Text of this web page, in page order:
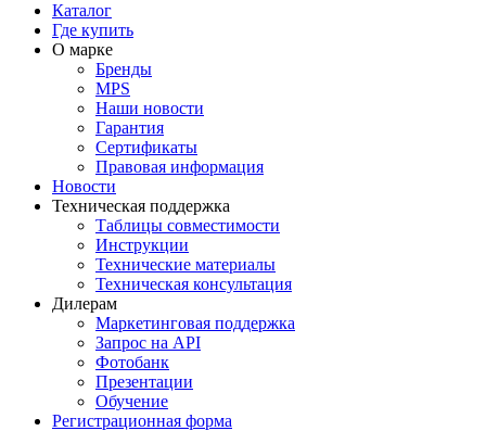
Каталог
Где купить
О марке
Бренды
MPS
Наши новости
Гарантия
Сертификаты
Правовая информация
Новости
Техническая поддержка
Таблицы совместимости
Инструкции
Технические материалы
Техническая консультация
Дилерам
Маркетинговая поддержка
Запрос на API
Фотобанк
Презентации
Обучение
Регистрационная форма